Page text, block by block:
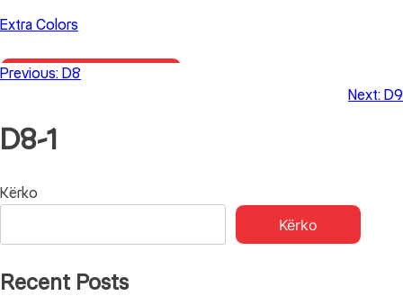
Skip
content
Extra Colors
Primary Menu
D8-1
Lëvizje
Previous: D8
Next: D9
Kërko
Kërko
Recent Posts